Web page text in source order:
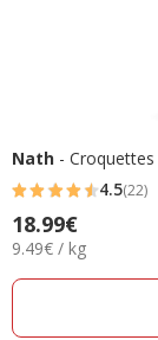
Nath -
4.5
étoiles
avec
22
4.5(22)
Prix
18.99€
18.99€
9.49€
Kg
9.49€ / kg